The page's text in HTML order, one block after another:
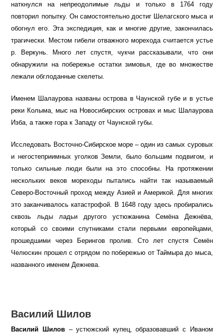
наткнулся на непреодолимые льды и только в 1764 году
повторил попытку. Он самостоятельно достиг Шелагского мыса и
обогнул его. Эта экспедиция, как и многие другие, закончилась
трагически. Местом гибели отважного морехода считается устье
р. Веркунь. Много лет спустя, чукчи рассказывали, что они
обнаружили на побережье остатки зимовья, где во множестве
лежали обглоданные скелеты.
Именем Шалаурова названы острова в Чаунской губе и в устье
реки Колыма, мыс на Новосибирских островах и мыс Шалаурова
Изба, а также гора к Западу от Чаунской губы.
Исследовать Восточно-Сибирское море – один из самых суровых
и негостеприимных уголков Земли, было большим подвигом, и
только сильные люди были на это способны. На протяжении
нескольких веков мореходы пытались найти так называемый
Северо-Восточный проход между Азией и Америкой. Для многих
это заканчивалось катастрофой. В 1648 году здесь пробирались
сквозь льды ладьи другого устюжанина Семёна Дежнёва,
который со своими спутниками стали первыми европейцами,
прошедшими через Берингов пролив. Сто лет спустя Семён
Челюскин прошел с отрядом по побережью от Таймыра до мыса,
названного именем Дежнева.
Василий Шилов
Василий Шилов – устюжский купец, образовавший с Иваном